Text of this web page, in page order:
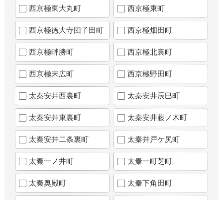
西京極東大丸町 西京極東町
西京極徳大寺団子田町 西京極畑田町
西京極畔勝町 西京極北裏町
西京極末広町 西京極野田町
太秦安井西裏町 太秦安井辰巳町
太秦安井東裏町 太秦安井藤ノ木町
太秦安井二条裏町 太秦井戸ケ尻町
太秦一ノ井町 太秦一町芝町
太秦奥殿町 太秦下角田町